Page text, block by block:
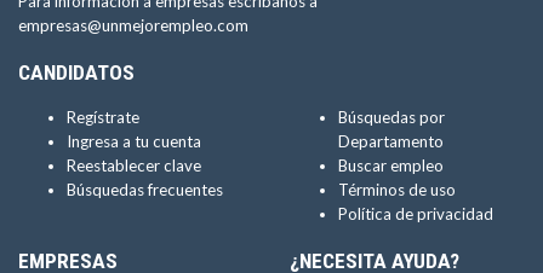
empresas@unmejorempleo.com
CANDIDATOS
Regístrate
Ingresa a tu cuenta
Reestablecer clave
Búsquedas frecuentes
Búsquedas por
Departamento
Buscar empleo
Términos de uso
Política de privacidad
EMPRESAS ¿NECESITA AYUDA?